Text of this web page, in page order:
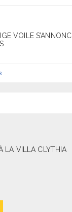
VOILE
LA VILLA CLYTHIA